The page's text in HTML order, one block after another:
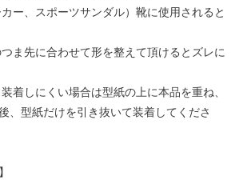
ー、スポーツサンダル）靴に使用されると
ま先に合わせて形を整えて頂けるとズレに
着しにくい場合は型紙の上に本品を重ね、
、型紙だけを引き抜いて装着してくださ